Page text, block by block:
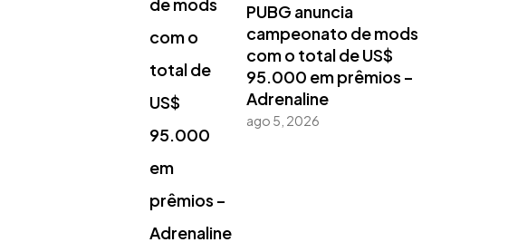
PUBG anuncia
campeonato de mods
com o total de US$
95.000 em prêmios –
Adrenaline
ago 5, 2026